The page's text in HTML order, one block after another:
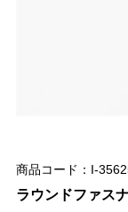
商品コード：I-
ラウンドファス